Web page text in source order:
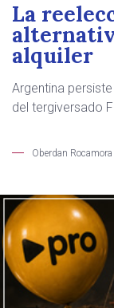
La
alquiler
Argentina
del tergiversado
Oberdan Rocamora